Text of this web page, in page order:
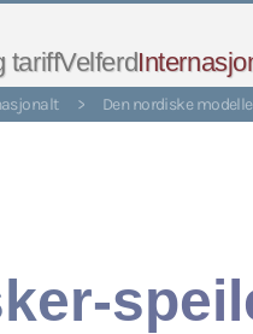
tariffVelferd
> Den nordiske